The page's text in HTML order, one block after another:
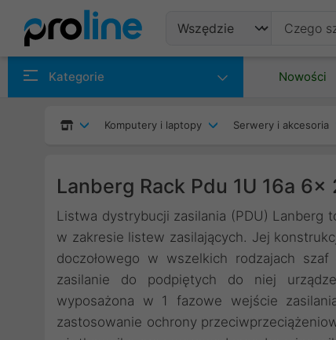
Kategorie Nowości
Komputery i laptopy Serwery i akcesoria
Lanberg Rack Pdu 1U 16a 6x
Listwa dystrybucji zasilania (PDU) Lanberg
w zakresie listew zasilających. Jej
doczołowego w wszelkich rodzajach
zasilanie do podpiętych do niej
wyposażona w 1 fazowe wejście
zastosowanie ochrony